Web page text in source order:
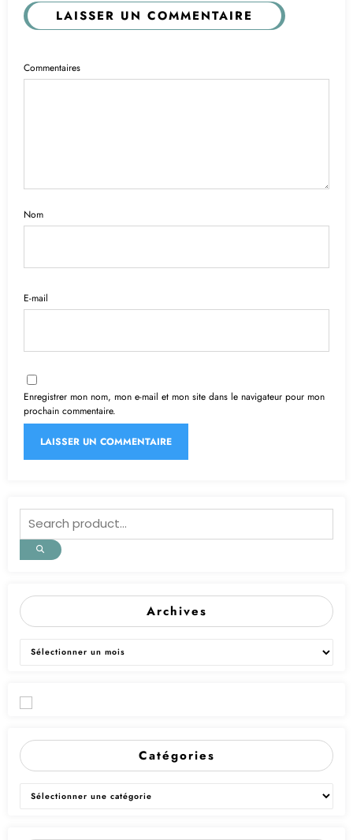
LAISSER UN COMMENTAIRE
Commentaires
Nom
E-mail
Enregistrer mon nom, mon e-mail et mon site dans le navigateur pour mon
prochain commentaire.
Archives
Archives
Catégories
Catégories